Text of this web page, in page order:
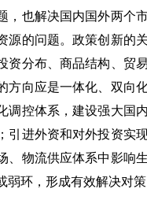
，也解决国内国外两个
源的问题。政策创新的
资分布、商品结构、贸
方向应是一体化、双向
调控体系，建设强大国
引进外资和对外投资实
、物流供应体系中影响
弱环，形成有效解决对策